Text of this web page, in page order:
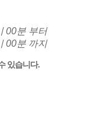
00분 부터
00분 까지
있습니다.